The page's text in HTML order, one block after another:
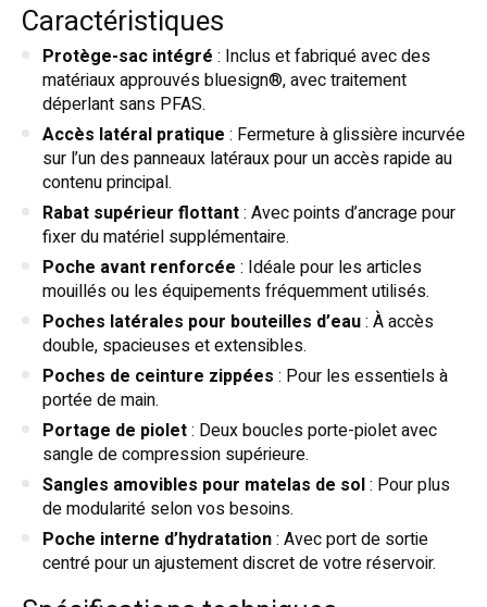
Caractéristiques
Protège-sac intégré : Inclus et fabriqué avec des
matériaux approuvés bluesign®, avec traitement
déperlant sans PFAS.
Accès latéral pratique : Fermeture à glissière incurvée
sur l’un des panneaux latéraux pour un accès rapide au
contenu principal.
Rabat supérieur flottant: Avec points d’ancrage pour
fixer du matériel supplémentaire.
Poche avant renforcée : Idéale pour les articles
mouillés ou les équipements fréquemment utilisés.
Poches latérales pour bouteilles d’eau: À accès
double, spacieuses et extensibles.
Poches de ceinture zippées : Pour les essentiels à
portée de main.
Portage de piolet: Deux boucles porte-piolet avec
sangle de compression supérieure.
Sangles amovibles pour matelas de sol: Pour plus
de modularité selon vos besoins.
Poche interne d’hydratation: Avec port de sortie
centré pour un ajustement discret de votre réservoir.